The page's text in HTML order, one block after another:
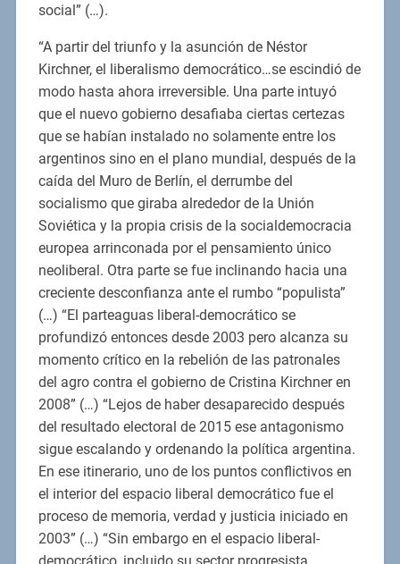
social” (…).
“A partir del triunfo y la asunción de Néstor
Kirchner, el liberalismo democrático…se escindió de
modo hasta ahora irreversible. Una parte intuyó
que el nuevo gobierno desafiaba ciertas certezas
que se habían instalado no solamente entre los
argentinos sino en el plano mundial, después de la
caída del Muro de Berlín, el derrumbe del
socialismo que giraba alrededor de la Unión
Soviética y la propia crisis de la socialdemocracia
europea arrinconada por el pensamiento único
neoliberal. Otra parte se fue inclinando hacia una
creciente desconfianza ante el rumbo “populista”
(…) “El parteaguas liberal-democrático se
profundizó entonces desde 2003 pero alcanza su
momento crítico en la rebelión de las patronales
del agro contra el gobierno de Cristina Kirchner en
2008” (…) “Lejos de haber desaparecido después
del resultado electoral de 2015 ese antagonismo
sigue escalando y ordenando la política argentina.
En ese itinerario, uno de los puntos conflictivos en
el interior del espacio liberal democrático fue el
proceso de memoria, verdad y justicia iniciado en
2003” (…) “Sin embargo en el espacio liberal-